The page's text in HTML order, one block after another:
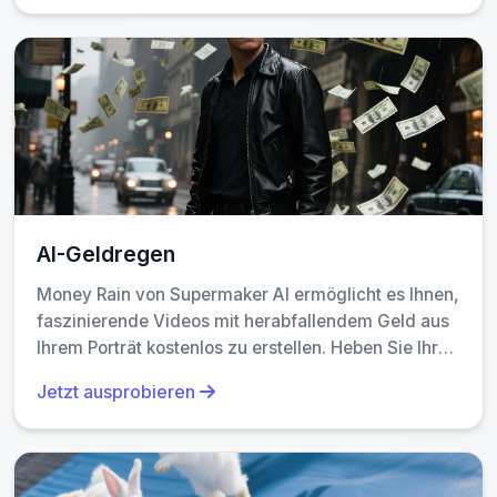
Videoeffekt verwandelst du das in ein Video, bei dem sich
die Kamera langsam zurückbewegt – und plötzlich sieht
man, dass du in einer französischen Bäckerei bist,
Menschen lachen, Licht fällt durchs Fenster. Das ist nicht
nur visuell beeindruckend, sondern auch emotional
wirkungsvoll. Und all das ohne Kamera, Schnittsoftware
oder Postproduktion.
schwarzen Adern und realistischen Kopfdrehungen
– alles mit Soundeffekten. Perfekt, um ohne Mühe
hochgelobtes Horrormaterial zu erstellen.
AI-Geldregen
Money Rain von Supermaker AI ermöglicht es Ihnen,
faszinierende Videos mit herabfallendem Geld aus
Ihrem Porträt kostenlos zu erstellen. Heben Sie Ihr
hervor, die Wohlstand und Spaß betonen und
Engagement mühelos steigern.
Jetzt ausprobieren